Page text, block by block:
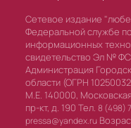
Сетевое издание
Федеральной службе
информационных
свидетельство Эл №
Администрация
области (ОГРН
М.Е. 140000,
пр-кт, д. 190 Тел. 8 (498)
pressa@yandex.ru